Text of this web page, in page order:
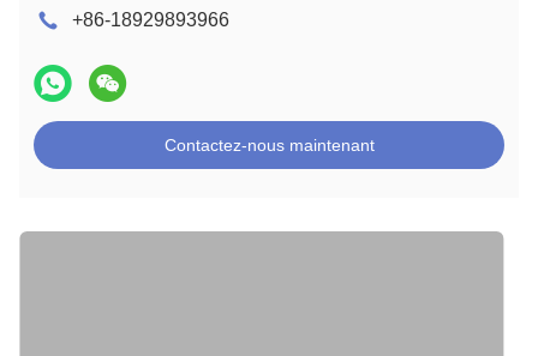
+86-18929893966
Contactez-nous maintenant